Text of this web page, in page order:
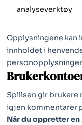
analyseverktøy
Opplysningene kan
innholdet i
Spillsen gir
igjen kommentarer
Når du oppretter